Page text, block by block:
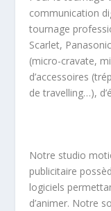
communication
tournage
Scarlet,
(micro-cravate,
d’accessoires
de travelling…),
Notre studio
publicitaire
logiciels
d’animer. Notre